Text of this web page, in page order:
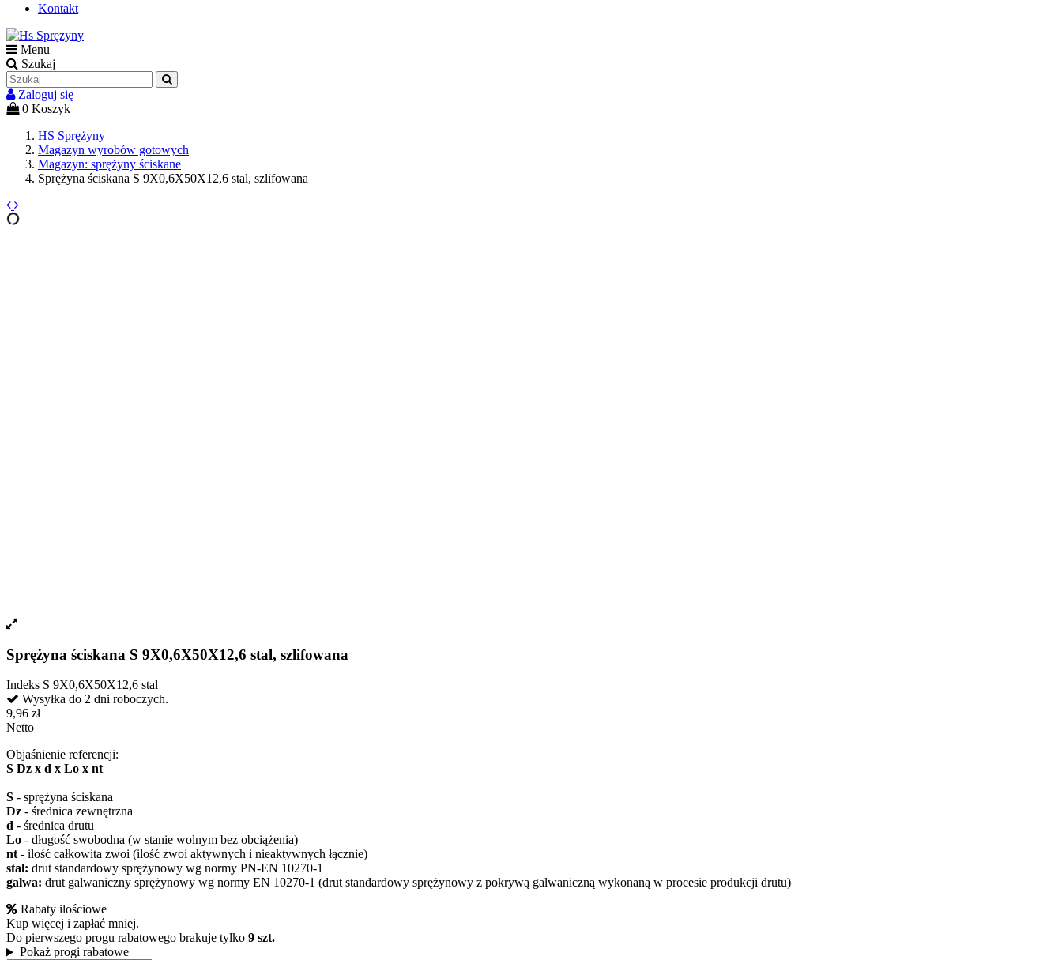
Kontakt
Menu
Szukaj
Zaloguj się
0 Koszyk
HS Sprężyny
Magazyn wyrobów gotowych
Magazyn: sprężyny ściskane
Sprężyna ściskana S 9X0,6X50X12,6 stal, szlifowana
Sprężyna ściskana S 9X0,6X50X12,6 stal, szlifowana
Indeks S 9X0,6X50X12,6 stal
Wysyłka do 2 dni roboczych.
9,96 zł
Netto
Objaśnienie referencji:
S Dz x d x Lo x nt
S - sprężyna ściskana
Dz - średnica zewnętrzna
d - średnica drutu
Lo - długość swobodna (w stanie wolnym bez obciążenia)
nt- ilość całkowita zwoi (ilość zwoi aktywnych i nieaktywnych łącznie)
stal: drut standardowy sprężynowy wg normy PN-EN 10270-1
galwa: drut galwaniczny sprężynowy wg normy EN 10270-1 (drut standardowy sprężynowy z pokrywą galwaniczną wykonaną w procesie produkcji drutu)
Rabaty ilościowe
Kup więcej i zapłać mniej.
Do pierwszego progu rabatowego brakuje tylko 9 szt.
Pokaż progi rabatowe